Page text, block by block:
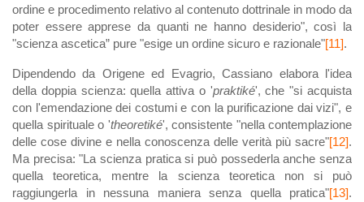
ordine e procedimento relativo al contenuto dottrinale in modo da
poter essere apprese da quanti ne hanno desiderio", così la
"scienza ascetica” pure "esige un ordine sicuro e razionale"[11].
Dipendendo da Origene ed Evagrio, Cassiano elabora l'idea
della doppia scienza: quella attiva o 'praktiké', che "si acquista
con l'emendazione dei costumi e con la purificazione dai vizi", e
quella spirituale o 'theoretiké', consistente "nella contemplazione
delle cose divine e nella conoscenza delle verità più sacre"[12].
Ma precisa: "La scienza pratica si può possederla anche senza
quella teoretica, mentre la scienza teoretica non si può
raggiungerla in nessuna maniera senza quella pratica"[13].